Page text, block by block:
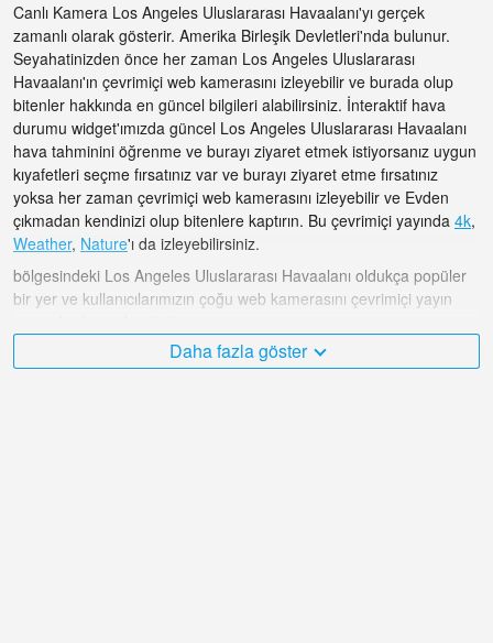
Canlı Kamera Los Angeles Uluslararası Havaalanı'yı gerçek
zamanlı olarak gösterir. Amerika Birleşik Devletleri'nda bulunur.
Seyahatinizden önce her zaman Los Angeles Uluslararası
Havaalanı'ın çevrimiçi web kamerasını izleyebilir ve burada olup
bitenler hakkında en güncel bilgileri alabilirsiniz. İnteraktif hava
durumu widget'ımızda güncel Los Angeles Uluslararası Havaalanı
hava tahminini öğrenme ve burayı ziyaret etmek istiyorsanız uygun
kıyafetleri seçme fırsatınız var ve burayı ziyaret etme fırsatınız
yoksa her zaman çevrimiçi web kamerasını izleyebilir ve Evden
çıkmadan kendinizi olup bitenlere kaptırın. Bu çevrimiçi yayında 4k,
Weather, Nature'ı da izleyebilirsiniz.
bölgesindeki Los Angeles Uluslararası Havaalanı oldukça popüler
bir yer ve kullanıcılarımızın çoğu web kamerasını çevrimiçi yayın
Amerika Birleşik Devletleri çok çeşitli ve ziyaret etmek istediğim çok
Daha fazla göster